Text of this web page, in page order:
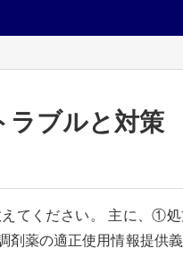
ラブルと対策
てください。 主に、①
薬の適正使用情報提供